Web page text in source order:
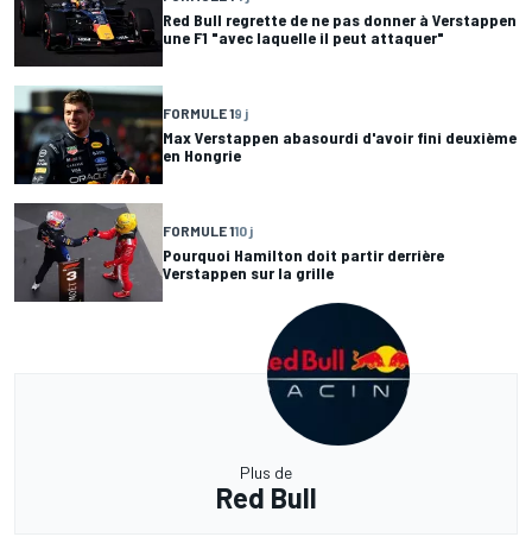
Red Bull regrette de ne pas donner à Verstappen
une F1 "avec laquelle il peut attaquer"
FORMULE 19 j
Max Verstappen abasourdi d'avoir fini deuxième
en Hongrie
FORMULE 110 j
Pourquoi Hamilton doit partir derrière
Verstappen sur la grille
Plus de
Red Bull